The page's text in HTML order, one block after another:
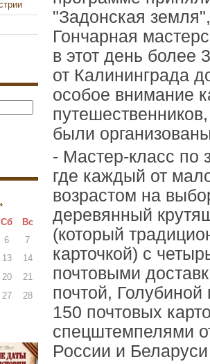
Сб
Вс
6
7
13
14
20
21
27
28
"Задонская
Гончарная
в этот день более
от Калининграда
особое внимание
были
- Мастер-класс по
где каждый от
возрастом на
деревянный
(который
карточкой) с
почтовыми
почтой,
150 почтовых
спецштемпелями
России и